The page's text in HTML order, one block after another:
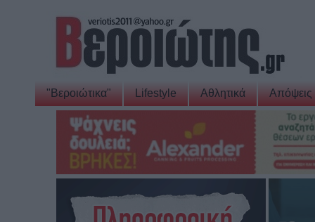
"Βεροιώτικα" Lifestyle Αθλητικά Απόψεις